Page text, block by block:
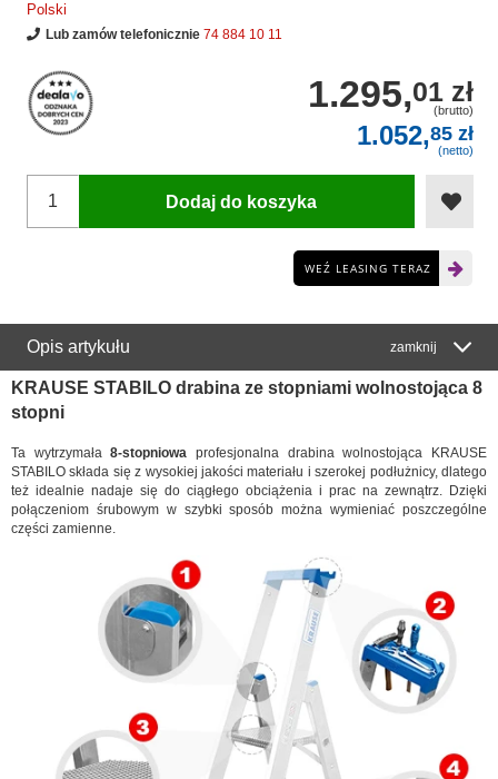
Polski
Lub zamów telefonicznie 74 884 10 11
1.295,01 zł
(brutto)
1.052,85 zł
(netto)
Dodaj do koszyka
WEŹ LEASING TERAZ
Opis artykułu zamknij
KRAUSE STABILO drabina ze stopniami wolnostojąca 8
stopni
Ta wytrzymała8-stopniowa profesjonalna drabina wolnostojąca KRAUSE
STABILO składa się z wysokiej jakości materiału i szerokej podłużnicy, dlatego
też idealnie nadaje się do ciągłego obciążenia i prac na zewnątrz. Dzięki
połączeniom śrubowym w szybki sposób można wymieniać poszczególne
części zamienne.